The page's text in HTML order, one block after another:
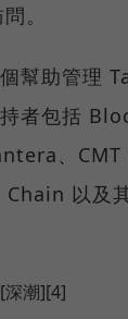
。
幫助管理
者包括
、
以及
深潮][4]